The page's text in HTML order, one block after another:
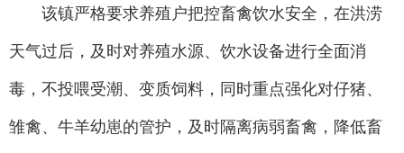
该镇严格要求养殖户把控畜禽饮水安全，在洪涝
天气过后，及时对养殖水源、饮水设备进行全面消
毒，不投喂受潮、变质饲料，同时重点强化对仔猪、
雏禽、牛羊幼崽的管护，及时隔离病弱畜禽，降低畜